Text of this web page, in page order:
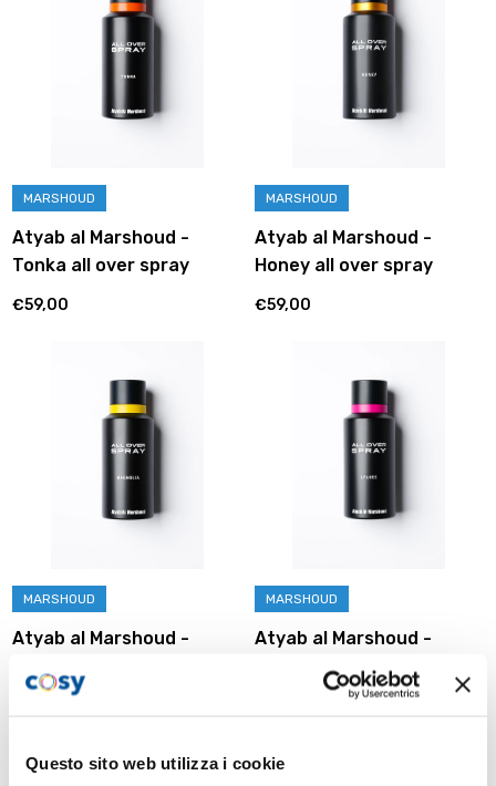
Questo sito web utilizza i cookie
MARSHOUD
Atyab al Marshoud -
Tonka all over spray
€59,00
MARSHOUD
Atyab al Marshoud -
Honey all over spray
€59,00
MARSHOUD
Atyab al Marshoud -
AGGIUNGI AL CARRELLO
MARSHOUD
Atyab al Marshoud -
Lychee all over spray
AGGIUNGI AL CARRELLO